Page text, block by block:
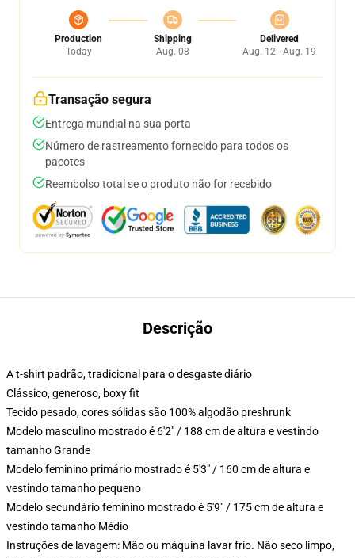
Production
Today
Shipping
Aug. 08
Delivered
Aug. 12 - Aug. 19
Transação segura
Entrega mundial na sua porta
Número de rastreamento fornecido para todos os
pacotes
Reembolso total se o produto não for recebido
Descrição
A t-shirt padrão, tradicional para o desgaste diário
Clássico, generoso, boxy fit
Tecido pesado, cores sólidas são 100% algodão preshrunk
Modelo masculino mostrado é 6'2" / 188 cm de altura e vestindo
tamanho Grande
Modelo feminino primário mostrado é 5'3" / 160 cm de altura e
vestindo tamanho pequeno
Modelo secundário feminino mostrado é 5'9" / 175 cm de altura e
vestindo tamanho Médio
Instruções de lavagem: Mão ou máquina lavar frio. Não seco limpo,